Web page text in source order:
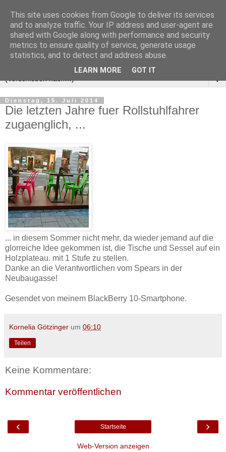
▼
Dienstag, 15. Juli 2014
Die letzten Jahre fuer Rollstuhlfahrer
zugaenglich, ...
‎... in diesem Sommer nicht mehr, da wieder jemand auf die
glorreiche Idee gekommen ist, die Tische und Sessel auf ein
Holzplateau. mit 1 Stufe zu stellen.
Danke an die Verantwortlichen vom Spears in der
Neubaugasse!
Gesendet von meinem BlackBerry 10-Smartphone.
Kornelia Götzinger um 06:10
Teilen
Keine Kommentare:
Kommentar veröffentlichen
‹ ›
Startseite
Web-Version anzeigen
This site uses cookies from Google to deliver its services
and to analyze traffic. Your IP address and user-agent are
shared with Google along with performance and security
metrics to ensure quality of service, generate usage
statistics, and to detect and address abuse.
LEARN MORE GOT IT